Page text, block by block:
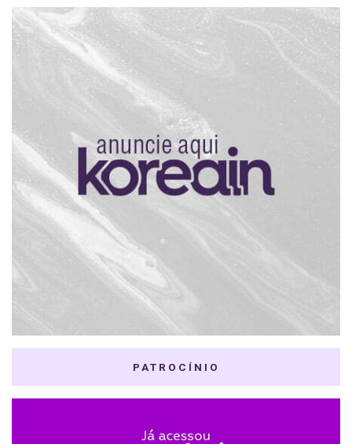
PATROCÍNIO